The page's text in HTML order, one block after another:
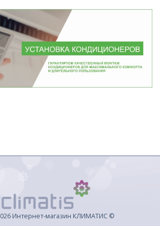
Интернет-магазин КЛИМАТИС ©